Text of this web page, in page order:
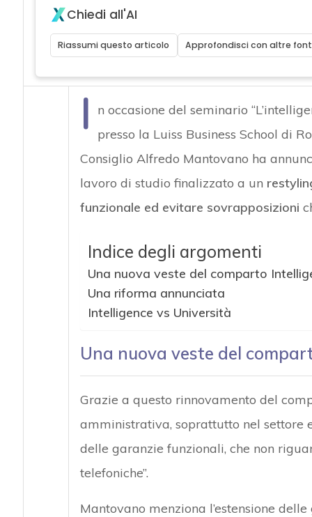
Chiedi all'AI
Riassumi questo articolo Approfondisci con altre
I
n occasione del seminario
presso la Luiss Business School di
Consiglio Alfredo Mantovano ha
lavoro di studio finalizzato a un
funzionale ed evitare sovrapposizioni
Indice degli argomenti
Una nuova veste del comparto
Una riforma annunciata
Intelligence vs Università
Una nuova veste del
Grazie a questo rinnovamento del
amministrativa, soprattutto nel settore
delle garanzie funzionali, che non
telefoniche”.
Mantovano menziona l’estensione